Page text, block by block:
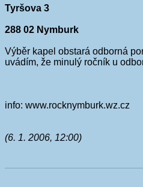
Tyršova 3
288 02 Nymburk
Výběr kapel obstará odborná
uvádím, že minulý ročník u
info: www.rocknymburk.wz.cz
(6. 1. 2006, 12:00)